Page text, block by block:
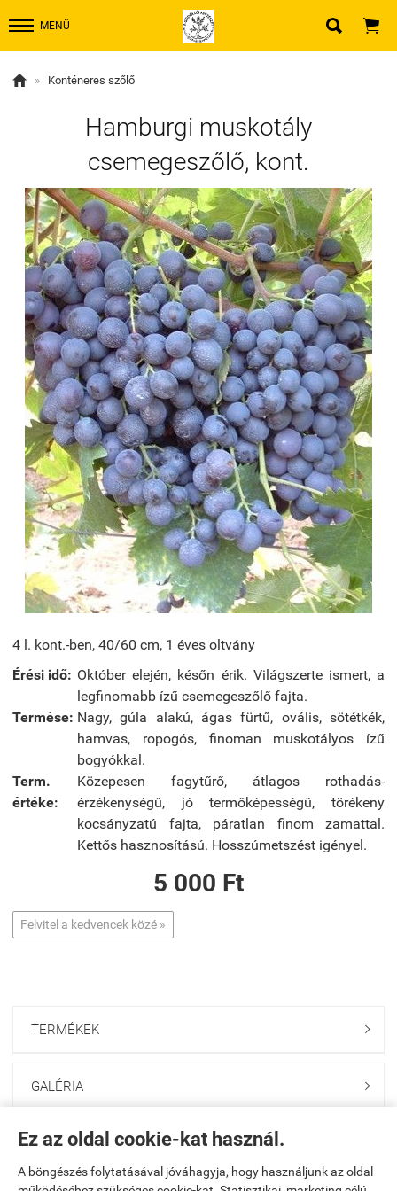
Ez az oldal cookie-kat használ.
A böngészés folytatásával jóváhagyja, hogy használjunk az oldal
MENÜ  
 » Konténeres szőlő
Hamburgi muskotály
csemegeszőlő, kont.
4 l. kont.-ben, 40/60 cm, 1 éves oltvány
Érési idő: Október elején, későn érik. Világszerte ismert, a
legfinomabb ízű csemegeszőlő fajta.
Termése: Nagy, gúla alakú, ágas fürtű, ovális, sötétkék,
hamvas, ropogós, finoman muskotályos ízű
bogyókkal.
Term.
értéke:
Közepesen fagytűrő, átlagos rothadás-
érzékenységű, jó termőképességű, törékeny
kocsányzatú fajta, páratlan finom zamattal.
Kettős hasznosítású. Hosszúmetszést igényel.
5 000 Ft
Felvitel a kedvencek közé »
TERMÉKEK 
GALÉRIA 
ONLINE GAZDABOLT